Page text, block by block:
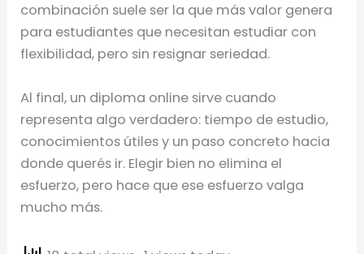
combinación suele ser la que más valor genera
para estudiantes que necesitan estudiar con
flexibilidad, pero sin resignar seriedad.
Al final, un diploma online sirve cuando
representa algo verdadero: tiempo de estudio,
conocimientos útiles y un paso concreto hacia
donde querés ir. Elegir bien no elimina el
esfuerzo, pero hace que ese esfuerzo valga
mucho más.